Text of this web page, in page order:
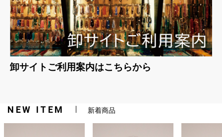
卸サイトご利用案内はこちらから
NEW ITEM 新着商品